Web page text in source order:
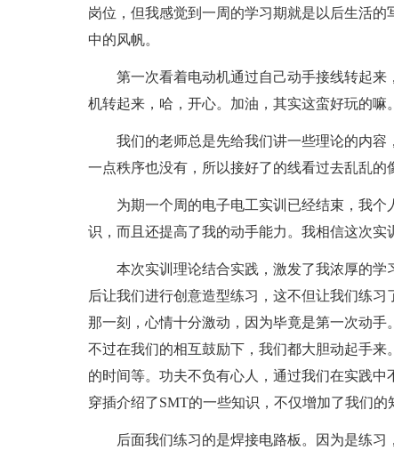
岗位，但我感觉到一周的学习期就是以后生活
中的风帆。
第一次看着电动机通过自己动手接线转起
机转起来，哈，开心。加油，其实这蛮好玩的嘛。
我们的老师总是先给我们讲一些理论的内容
一点秩序也没有，所以接好了的线看过去乱乱的
为期一个周的电子电工实训已经结束，我
识，而且还提高了我的动手能力。我相信这次实
本次实训理论结合实践，激发了我浓厚的
后让我们进行创意造型练习，这不但让我们练
那一刻，心情十分激动，因为毕竟是第一次动手
不过在我们的相互鼓励下，我们都大胆动起手
的时间等。功夫不负有心人，通过我们在实践
穿插介绍了SMT的一些知识，不仅增加了我们的
后面我们练习的是焊接电路板。因为是练